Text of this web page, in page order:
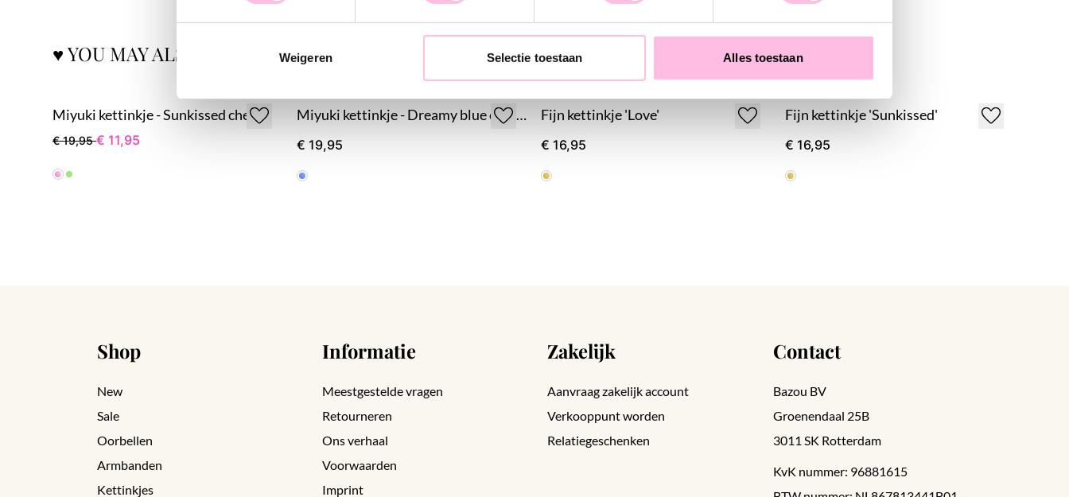
Weigeren Selectie toestaan Alles toestaan
♥ YOU MAY ALSO LOVE...
Miyuki kettinkje - Sunkissed cherry
€ 19,95€ 11,95
Miyuki kettinkje - Dreamy blue cacao crush
€ 19,95
Fijn kettinkje 'Love'
€ 16,95
Fijn kettinkje 'Sunkissed'
€ 16,95
Shop
New
Sale
Oorbellen
Armbanden
Kettinkjes
Informatie
Meestgestelde vragen
Retourneren
Ons verhaal
Voorwaarden
Imprint
Zakelijk
Aanvraag zakelijk account
Verkooppunt worden
Relatiegeschenken
Contact
Bazou BV
Groenendaal 25B
3011 SK Rotterdam
KvK nummer: 96881615